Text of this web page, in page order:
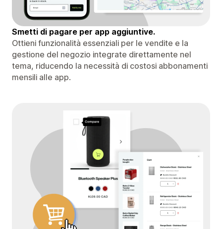
Smetti di pagare per app aggiuntive.
Ottieni funzionalità essenziali per le vendite e la
gestione del negozio integrate direttamente nel
tema, riducendo la necessità di costosi abbonamenti
mensili alle app.